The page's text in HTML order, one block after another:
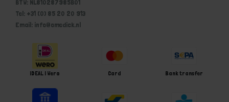
BTW: NL810287985B01
Tel: +31 (0) 85 20 20 913
Email: info@omedick.nl
iDEAL | Wero Card Bank transfer